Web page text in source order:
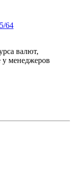
64
валют,
у менеджеров